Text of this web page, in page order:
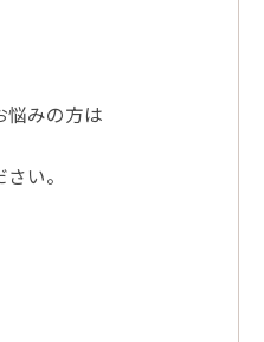
悩みの方は
い。